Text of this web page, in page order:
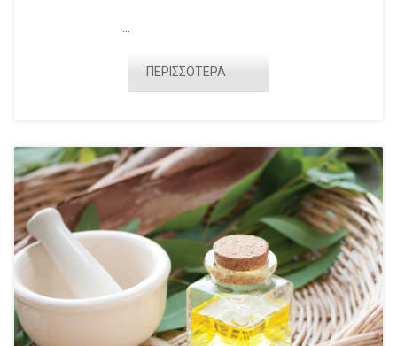
...
ΠΕΡΙΣΣΟΤΕΡΑ